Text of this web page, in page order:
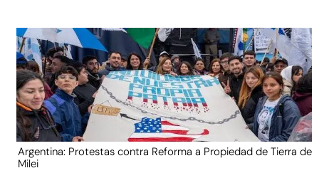
Argentina: Protestas contra Reforma a Propiedad de Tierra de
Milei